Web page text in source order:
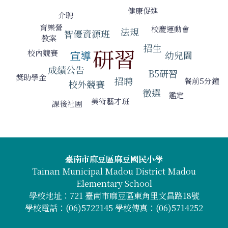
介聘
健康促進
育樂營
教案
智優資源班 法規 校慶運動會
校內競賽 宣導研習 招生
幼兒園
獎助學金
成績公告
B5研習
校外競賽
招聘
餐前5分鐘
美術藝才班
徵選
課後社團
鑑定
頁尾區域內容臺南市麻豆區麻豆國民小學
Tainan Municipal Madou District Madou
Elementary School
學校地址：721 臺南市麻豆區東角里文昌路18號
學校電話：(06)5722145 學校傳真：(06)5714252